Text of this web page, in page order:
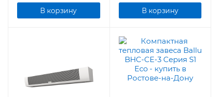
В корзину В корзину